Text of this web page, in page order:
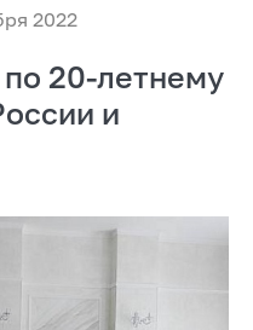
2022
20-летнему
и